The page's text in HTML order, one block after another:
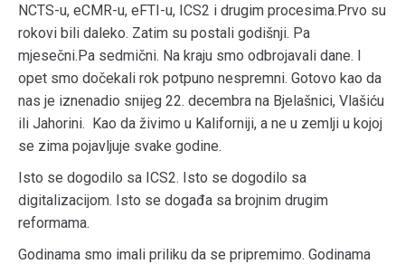
NCTS-u, eCMR-u, eFTI-u, ICS2 i drugim procesima.Prvo su
rokovi bili daleko. Zatim su postali godišnji. Pa
mjesečni.Pa sedmični. Na kraju smo odbrojavali dane. I
opet smo dočekali rok potpuno nespremni. Gotovo kao da
nas je iznenadio snijeg 22. decembra na Bjelašnici, Vlašiću
ili Jahorini. Kao da živimo u Kaliforniji, a ne u zemlji u kojoj
se zima pojavljuje svake godine.
Isto se dogodilo sa ICS2. Isto se dogodilo sa
digitalizacijom. Isto se događa sa brojnim drugim
reformama.
Godinama smo imali priliku da se pripremimo. Godinama